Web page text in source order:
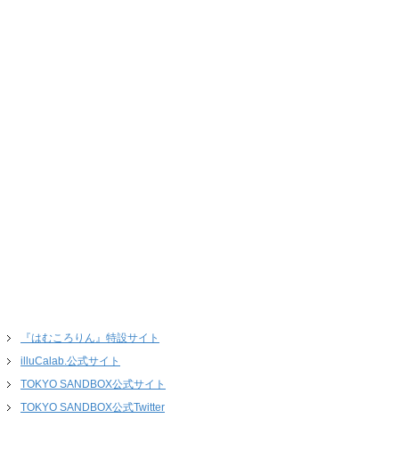
『はむころりん』特設サイト
illuCalab.公式サイト
TOKYO SANDBOX公式サイト
TOKYO SANDBOX公式Twitter